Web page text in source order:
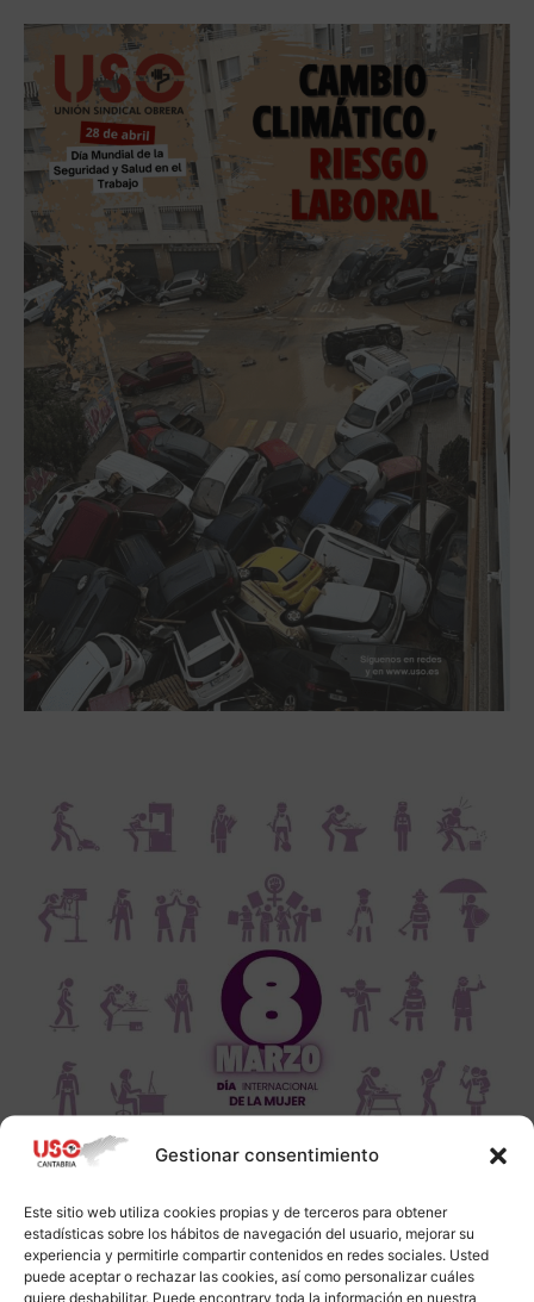
Gestionar consentimiento
Este sitio web utiliza cookies propias y de terceros para obtener
estadísticas sobre los hábitos de navegación del usuario, mejorar su
experiencia y permitirle compartir contenidos en redes sociales. Usted
puede aceptar o rechazar las cookies, así como personalizar cuáles
quiere deshabilitar. Puede encontrarv toda la información en nuestra